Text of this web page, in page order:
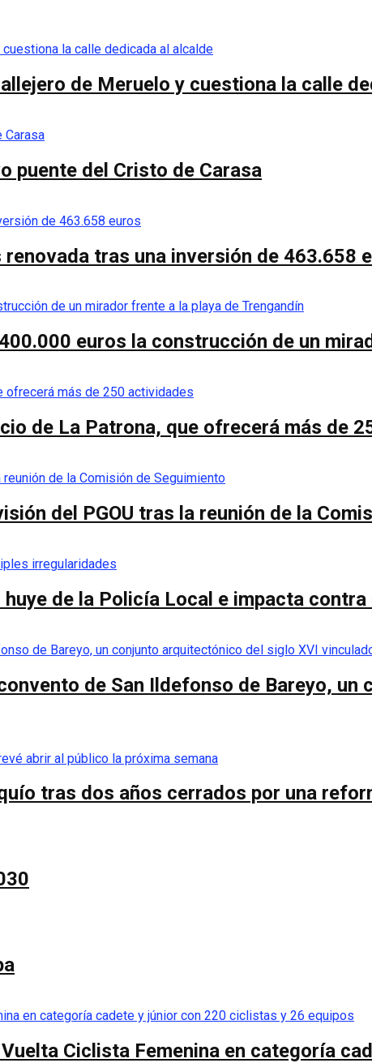
de Meruelo y cuestiona la calle
puente del Cristo de Carasa
tras una inversión de 463.658
euros la construcción de un
de La Patrona, que ofrecerá más de
del PGOU tras la reunión de la
de la Policía Local e impacta contra
de San Ildefonso de Bareyo,
tras dos años cerrados por una
Ciclista Femenina en categoría